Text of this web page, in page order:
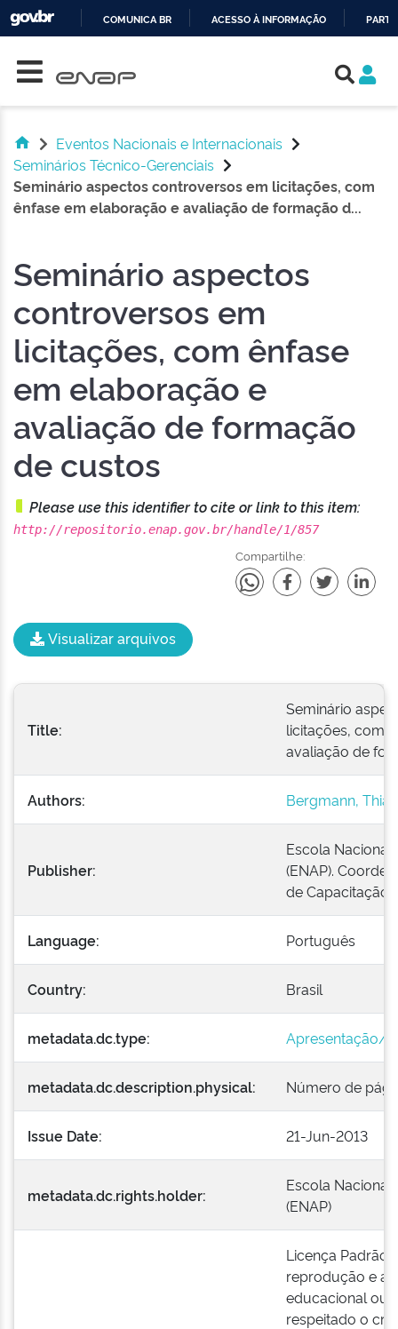
COMUNICA BR ACESSO À INFORMAÇÃO
Eventos Nacionais e Internacionais
Seminários Técnico-Gerenciais
Seminário aspectos controversos em licitações, com
ênfase em elaboração e avaliação de formação d...
Seminário aspectos
controversos em
licitações, com ênfase
em elaboração e
avaliação de formação
de custos
Please use this identifier to cite or link to this item:
http://repositorio.enap.gov.br/handle/1/857
Compartilhe:
Visualizar arquivos
Title:
Seminário
licitações, com
avaliação de
Authors: Bergmann,
Publisher:
Escola
(ENAP).
de Capacitação
Language: Português
Country: Brasil
metadata.dc.type: Apresentação/
metadata.dc.description.physical: Número de
Issue Date: 21-Jun-2013
metadata.dc.rights.holder:
Escola
(ENAP)
Licença Padrão
reprodução e a
educacional ou
respeitado o